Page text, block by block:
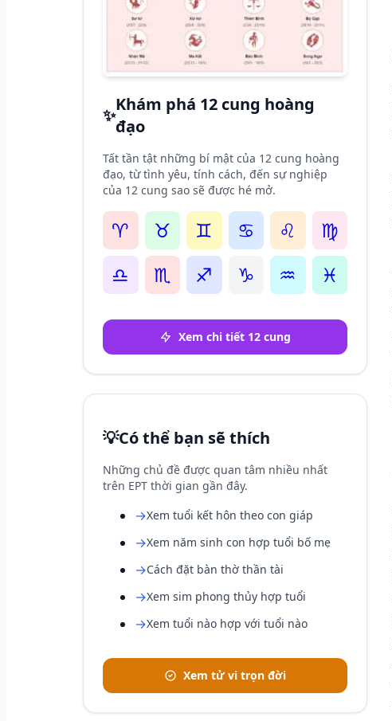
✨
Khám phá 12 cung hoàng
đạo
Tất tần tật những bí mật của 12 cung hoàng
đạo, từ tình yêu, tính cách, đến sự nghiệp
của 12 cung sao sẽ được hé mở.
♈ ♉ ♊ ♋ ♌
♍
♎
♏ ♐ ♑ ♒ ♓
Xem chi tiết 12 cung
💡Có thể bạn sẽ thích
Những chủ đề được quan tâm nhiều nhất
trên EPT thời gian gần đây.
→Xem tuổi kết hôn theo con giáp
→Xem năm sinh con hợp tuổi bố mẹ
→Cách đặt bàn thờ thần tài
→Xem sim phong thủy hợp tuổi
→Xem tuổi nào hợp với tuổi nào
Xem tử vi trọn đời